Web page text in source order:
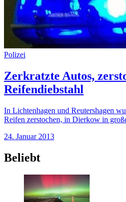
Polizei
Zerkratzte Autos,
Reifendiebstahl
In Lichtenhagen und Reutershagen
Reifen zerstochen, in Dierkow in
24. Januar 2013
Beliebt